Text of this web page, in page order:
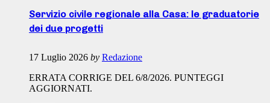
Servizio civile regionale alla Casa: le graduatorie
dei due progetti
17 Luglio 2026 by Redazione
ERRATA CORRIGE DEL 6/8/2026. PUNTEGGI
AGGIORNATI.